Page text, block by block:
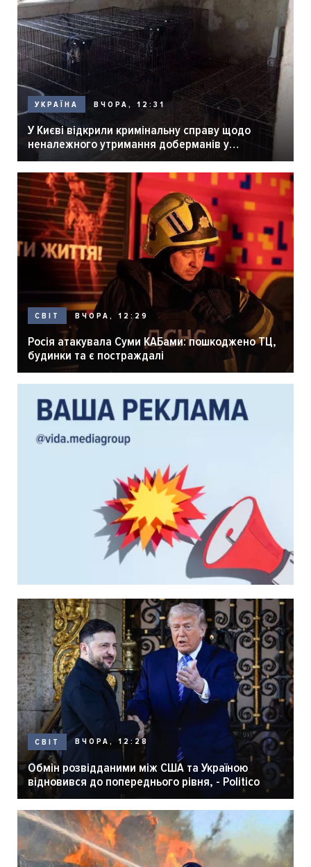
УКРАЇНА ВЧОРА, 12:31
У Києві відкрили кримінальну справу щодо
неналежного утримання доберманів у
розпліднику
СВІТ ВЧОРА, 12:29
Росія атакувала Суми КАБами: пошкоджено ТЦ,
будинки та є постраждалі
СВІТ ВЧОРА, 12:28
Обмін розвідданими між США та Україною
відновився до попереднього рівня, - Politico